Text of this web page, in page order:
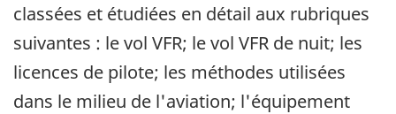
classées et étudiées en détail aux rubriques
suivantes : le vol VFR; le vol VFR de nuit; les
licences de pilote; les méthodes utilisées
dans le milieu de l'aviation; l'équipement